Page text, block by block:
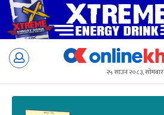
Skip
२५ साउन २०८३, सोमबार